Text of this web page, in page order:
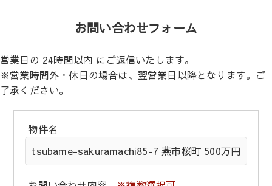
お問い合わせフォーム
営業日の 24時間以内 にご返信いたします。
※営業時間外・休日の場合は、翌営業日以降となります。ご
了承ください。
物件名